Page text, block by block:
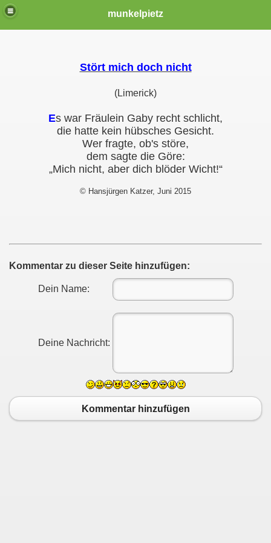
munkelpietz
Stört mich doch nicht
(Limerick)
Es war Fräulein Gaby recht schlicht,
die hatte kein hübsches Gesicht.
Wer fragte, ob's störe,
dem sagte die Göre:
„Mich nicht, aber dich blöder Wicht!“
© Hansjürgen Katzer, Juni 2015
Kommentar zu dieser Seite hinzufügen:
Dein Name:
Deine Nachricht:
Kommentar hinzufügen